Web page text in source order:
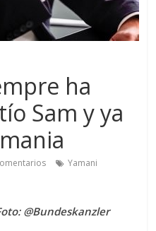
ha
Sam y ya
Yamani
@Bundeskanzler